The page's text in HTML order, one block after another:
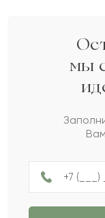
Заки
Т Тамаз
мы